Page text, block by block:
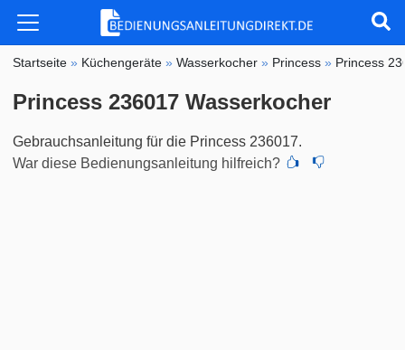
Startseite » Küchengeräte »Wasserkocher » Princess » Princess
Princess 236017 Wasserkocher
Gebrauchsanleitung für die Princess 236017.
War diese Bedienungsanleitung hilfreich?